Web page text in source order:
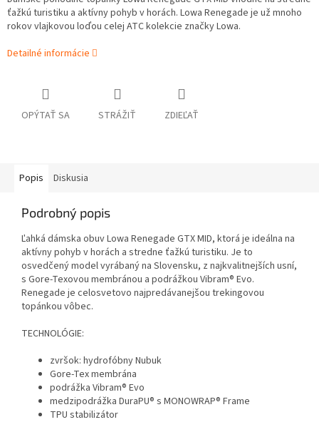
ťažkú turistiku a aktívny pohyb v horách. Lowa Renegade je už mnoho
rokov vlajkovou loďou celej ATC kolekcie značky Lowa.
Detailné informácie
OPÝTAŤ SA STRÁŽIŤ ZDIEĽAŤ
Popis Diskusia
Podrobný popis
Ľahká dámska obuv Lowa Renegade GTX MID, ktorá je ideálna na
aktívny pohyb v horách a stredne ťažkú turistiku. Je to
osvedčený model vyrábaný na Slovensku, z najkvalitnejších usní,
s Gore-Texovou membránou a podrážkou Vibram® Evo.
Renegade je celosvetovo najpredávanejšou trekingovou
topánkou vôbec.
TECHNOLÓGIE:
zvršok: hydrofóbny Nubuk
Gore-Tex membrána
podrážka Vibram® Evo
medzipodrážka DuraPU® s MONOWRAP® Frame
TPU stabilizátor